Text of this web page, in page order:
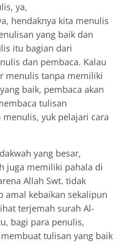
ya,
hendaknya kita menulis
yang baik dan
itu bagian dari
dan pembaca. Kalau
menulis tanpa memiliki
baik, pembaca akan
tulisan
menulis, yuk pelajari cara
yang besar,
juga memiliki pahala di
Allah Swt. tidak
amal kebaikan sekalipun
terjemah surah Al-
bagi para penulis,
tulisan yang baik